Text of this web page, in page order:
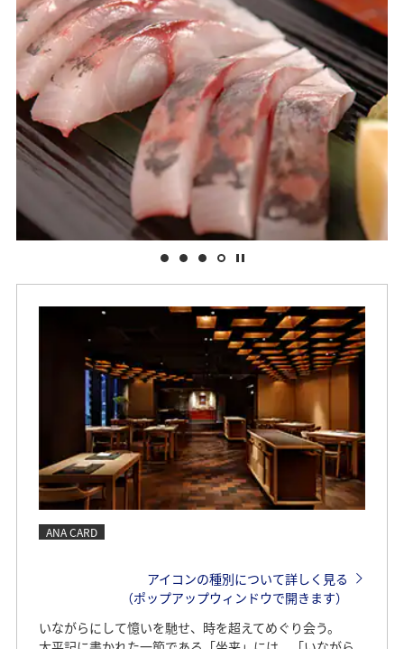
ANA CARD
アイコンの種別について詳しく見る
（ポップアップウィンドウで開きます）
いながらにして憶いを馳せ、時を超えてめぐり会う。